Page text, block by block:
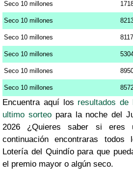
Seco 10 millones
Seco 10 millones
Seco 10 millones 8117
Seco 10 millones
Seco 10 millones
Seco 10 millones
Encuentra aquí los resultados
ultimo sorteopara la noche del
2026 ¿Quieres saber si eres
continuación encontraras
Lotería del Quindío para que
el premio mayor o algún seco.